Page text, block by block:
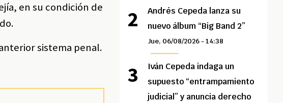
en su condición de
sistema penal.
Andrés Cepeda lanza su
nuevo álbum “Big Band 2”
Jue, 06/08/2026 - 14:38
Iván Cepeda indaga un
supuesto “entrampamiento
judicial” y anuncia derecho